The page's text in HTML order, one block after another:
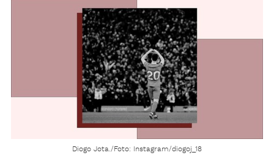
Diogo Jota./Foto: Instagram/diogoj_18